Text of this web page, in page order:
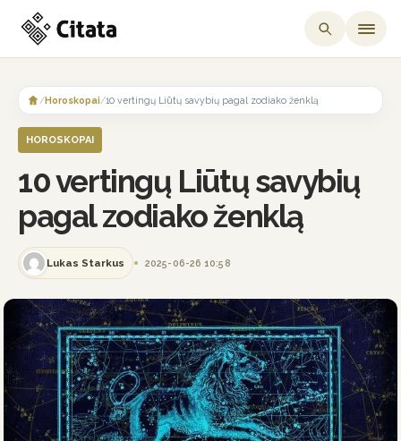
content
/Horoskopai/10 vertingų Liūtų savybių pagal zodiako ženklą
HOROSKOPAI
10 vertingų Liūtų savybių
pagal zodiako ženklą
Lukas Starkus 2025-06-26 10:58